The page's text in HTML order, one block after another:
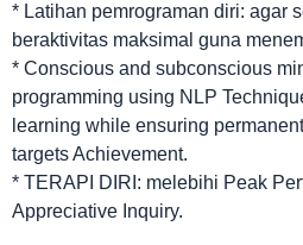
* Latihan pemrograman diri: agar
beraktivitas maksimal guna
* Conscious and subconscious
programming using NLP
learning while ensuring
targets Achievement.
* TERAPI DIRI: melebihi Peak
Appreciative Inquiry.